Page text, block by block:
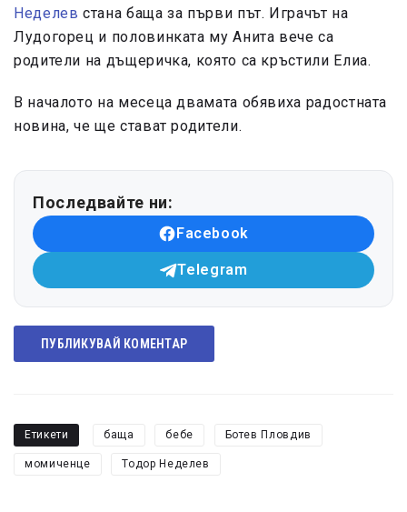
Неделев стана баща за първи път. Играчът на
Лудогорец и половинката му Анита вече са
родители на дъщеричка, която са кръстили Елиа.
В началото на месеца двамата обявиха радостната
новина, че ще стават родители.
Последвайте ни:
Facebook
Telegram
ПУБЛИКУВАЙ КОМЕНТАР
Етикети баща бебе Ботев Пловдив
момиченце Тодор Неделев